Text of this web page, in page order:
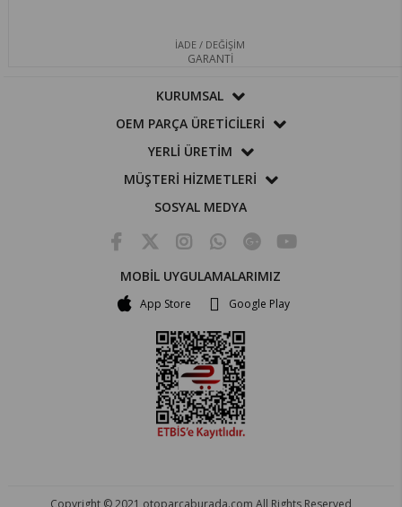
İADE / DEĞİŞİM
GARANTİ
KURUMSAL
OEM PARÇA ÜRETİCİLERİ
YERLİ ÜRETİM
MÜŞTERİ HİZMETLERİ
SOSYAL MEDYA
MOBİL UYGULAMALARIMIZ
App Store Google Play
Copyright © 2021 otoparcaburada.com All Rights Reserved